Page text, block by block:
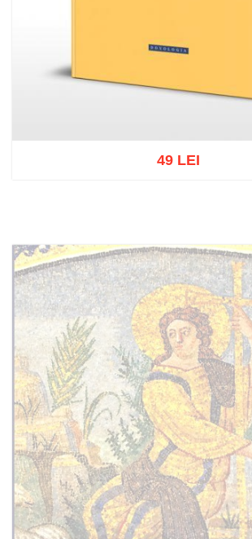
49 LEI